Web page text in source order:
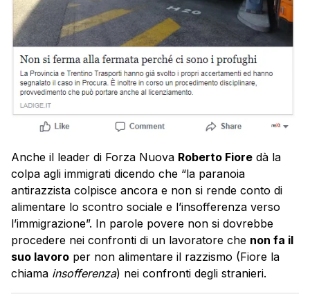
Anche il leader di Forza Nuova Roberto Fiore dà la
colpa agli immigrati dicendo che “la paranoia
antirazzista colpisce ancora e non si rende conto di
alimentare lo scontro sociale e l’insofferenza verso
l’immigrazione”. In parole povere non si dovrebbe
procedere nei confronti di un lavoratore che non fa il
suo lavoro per non alimentare il razzismo (Fiore la
chiama insofferenza) nei confronti degli stranieri.